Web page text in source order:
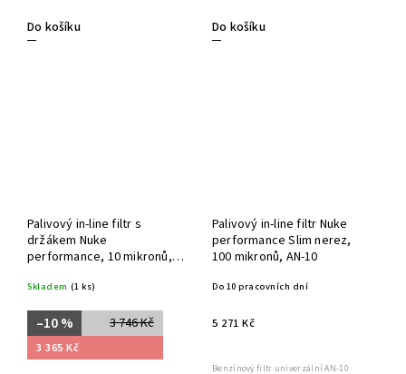
Do košíku Do košíku
Palivový in-line filtr s
držákem Nuke
performance, 10 mikronů,
Skladem (1 ks)
3 746 Kč
–10 %
3 365 Kč
Palivový in-line filtr Nuke
performance Slim nerez,
100 mikronů, AN-10
Do 10 pracovních dní
5 271 Kč
Benzínový filtr univerzální AN-10